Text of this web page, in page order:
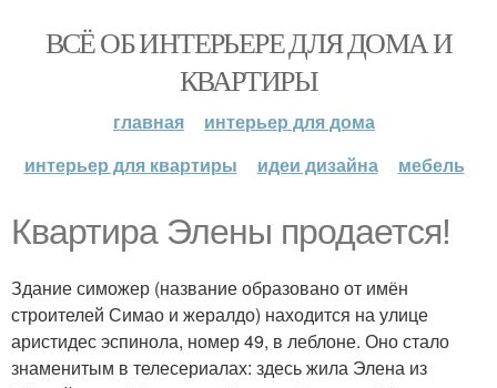
ВСЁ ОБ ИНТЕРЬЕРЕ ДЛЯ ДОМА И
КВАРТИРЫ
главная
интерьер для дома
интерьер для квартиры
идеи дизайна мебель
Квартира Элены продается!
Здание симожер (название образовано от имён
строителей Симао и жералдо) находится на улице
аристидес эспинола, номер 49, в леблоне. Оно стало
знаменитым в телесериалах: здесь жила Элена из